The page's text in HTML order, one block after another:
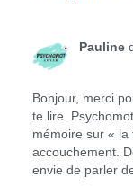
Pauline
Bonjour, merci
te lire.
mémoire sur «
accouchement.
envie de parler